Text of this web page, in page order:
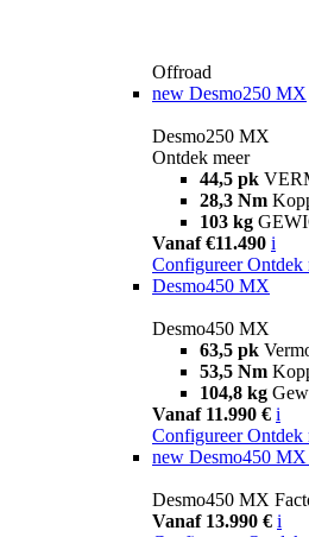
Offroad
new Desmo250 MX
Desmo250 MX
Ontdek meer
44,5 pk
28,3 Nm
103 kg
Vanaf €11.490 i
Configureer Ontdek
Desmo450 MX
Desmo450 MX
63,5 pk
53,5 Nm
104,8 kg
Vanaf 11.990 € i
Configureer Ontdek
new Desmo450
Desmo450 MX
Vanaf 13.990 € i